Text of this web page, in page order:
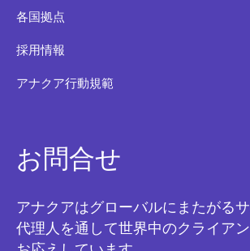
各国拠点
採用情報
アナクア行動規範
お問合せ
アナクアはグローバルにまたがる
代理人を通して世界中のクライア